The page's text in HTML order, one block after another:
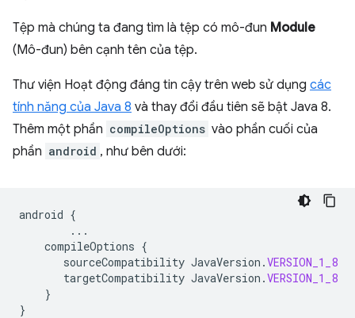
Tệp mà chúng ta đang tìm là tệp có mô-đun Module
(Mô-đun) bên cạnh tên của tệp.
Thư viện Hoạt động đáng tin cậy trên web sử dụng các
tính năng của Java 8 và thay đổi đầu tiên sẽ bật Java 8.
Thêm một phần compileOptions vào phần cuối của
phần android , như bên dưới:
android {
...
compileOptions {
sourceCompatibility JavaVersion .VERSION_1_8
targetCompatibility JavaVersion .VERSION_1_8
}
}